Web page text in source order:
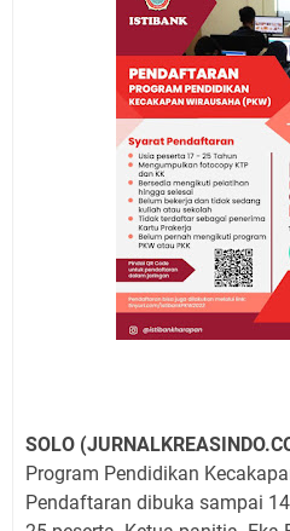
SOLO
Program Pendidikan
Pendaftaran dibuka sampai